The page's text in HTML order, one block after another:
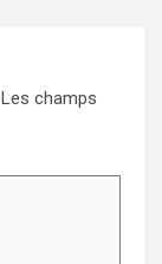
Les champs